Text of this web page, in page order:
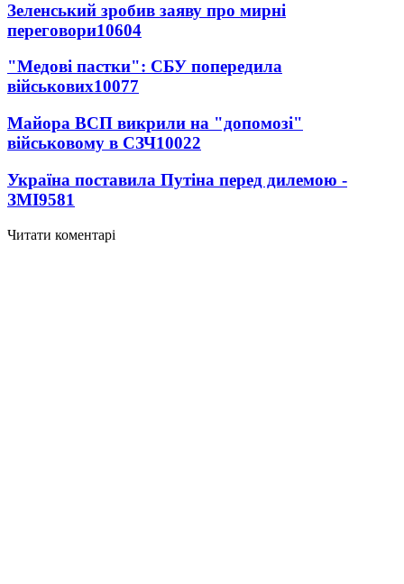
Зеленський зробив заяву про мирні
переговори10604
"Медові пастки": СБУ попередила
військових10077
Майора ВСП викрили на "допомозі"
військовому в СЗЧ10022
Україна поставила Путіна перед дилемою -
ЗМІ9581
Читати коментарі